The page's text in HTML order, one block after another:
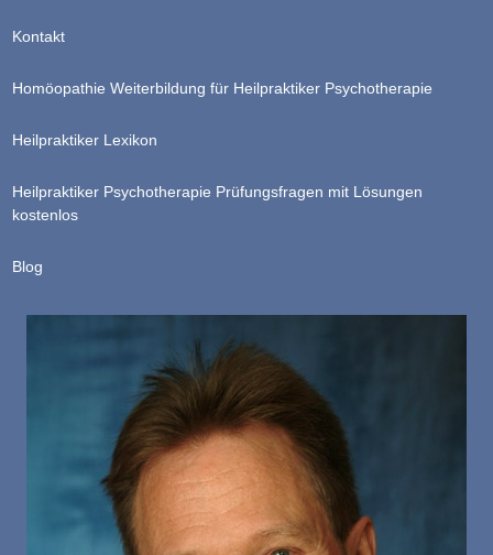
Kontakt
Homöopathie Weiterbildung für Heilpraktiker Psychotherapie
Heilpraktiker Lexikon
Heilpraktiker Psychotherapie Prüfungsfragen mit Lösungen
kostenlos
Blog